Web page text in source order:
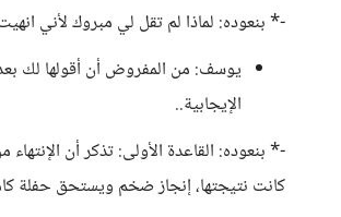
-* بنعوده: لماذا لم تقل لي مبروك لأني
يوسف: من المفروض أن أقولها لك
الإيجابية..
-* بنعوده: القاعدة الأولى: تذكر أن الإنتهاء
كانت نتيجتها، إنجاز ضخم ويستحق حفلة